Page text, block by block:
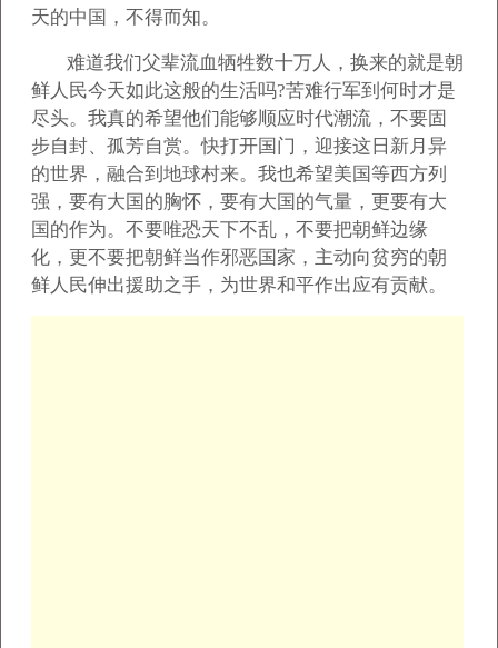
天的中国，不得而知。
难道我们父辈流血牺牲数十万人，换来的就是朝
鲜人民今天如此这般的生活吗?苦难行军到何时才是
尽头。我真的希望他们能够顺应时代潮流，不要固
步自封、孤芳自赏。快打开国门，迎接这日新月异
的世界，融合到地球村来。我也希望美国等西方列
强，要有大国的胸怀，要有大国的气量，更要有大
国的作为。不要唯恐天下不乱，不要把朝鲜边缘
化，更不要把朝鲜当作邪恶国家，主动向贫穷的朝
鲜人民伸出援助之手，为世界和平作出应有贡献。